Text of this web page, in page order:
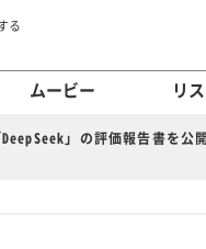
る
ムービー リ
」の評価報告書を